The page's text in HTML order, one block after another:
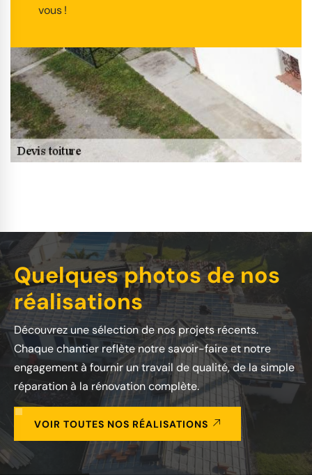
vous !
Quelques photos de nos
réalisations
Découvrez une sélection de nos projets récents.
Chaque chantier reflète notre savoir-faire et notre
engagement à fournir un travail de qualité, de la simple
réparation à la rénovation complète.
VOIR TOUTES NOS RÉALISATIONS